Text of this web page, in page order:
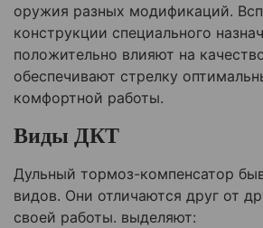
оружия разных модификаций.
конструкции специального
положительно влияют на
обеспечивают стрелку
комфортной работы.
Виды ДКТ
Дульный тормоз-компенсатор
видов. Они отличаются друг от
своей работы. выделяют: